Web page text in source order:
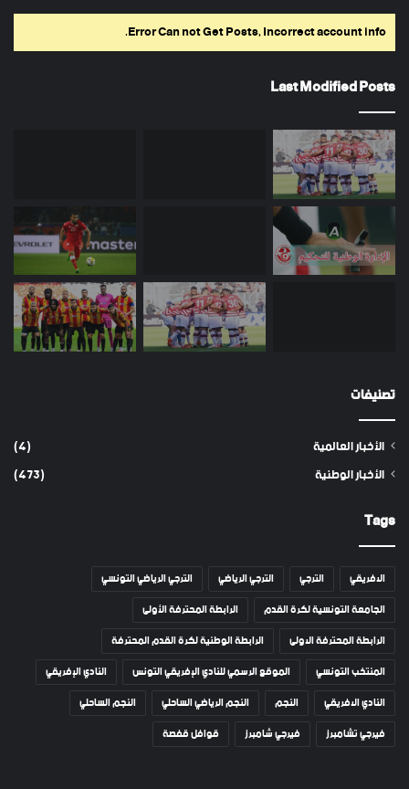
Error Can not Get Posts, Incorrect account info.
Last Modified Posts
تصنيفات
الأخبار العالمية
(4)
الأخبار الوطنية
(473)
Tags
الافريقي الترجي الترجي الرياضي
الترجي الرياضي التونسي
الجامعة التونسية لكرة القدم
الرابطة المحترفة الأولى
الرابطة المحترفة الاولى
الرابطة الوطنية لكرة القدم المحترفة
المنتخب التونسي
الموقع الرسمي للنادي الإفريقي التونس
النادي الإفريقي
النادي الافريقي
النجم النجم الرياضي الساحلي
النجم الساحلي
فيرجي تشامبرز
فيرجي شامبرز قوافل قفصة